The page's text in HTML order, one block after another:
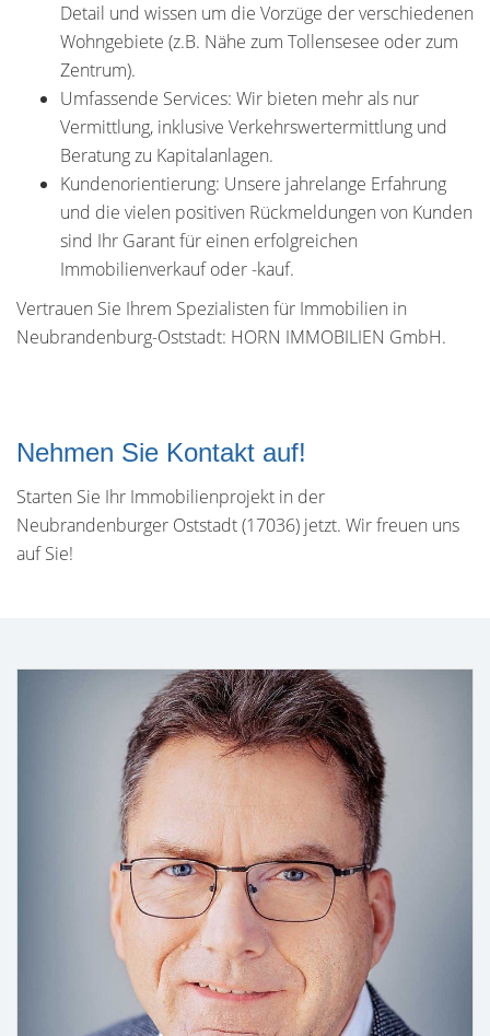
Detail und wissen um die Vorzüge der verschiedenen
Wohngebiete (z.B. Nähe zum Tollensesee oder zum
Zentrum).
Umfassende Services: Wir bieten mehr als nur
Vermittlung, inklusive Verkehrswertermittlung und
Beratung zu Kapitalanlagen.
Kundenorientierung: Unsere jahrelange Erfahrung
und die vielen positiven Rückmeldungen von Kunden
sind Ihr Garant für einen erfolgreichen
Immobilienverkauf oder -kauf.
Vertrauen Sie Ihrem Spezialisten für Immobilien in
Neubrandenburg-Oststadt: HORN IMMOBILIEN GmbH.
Nehmen Sie Kontakt auf!
Starten Sie Ihr Immobilienprojekt in der
Neubrandenburger Oststadt (17036) jetzt. Wir freuen uns
auf Sie!